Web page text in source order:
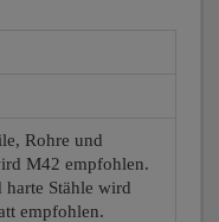
Rohre und
M42 empfohlen.
harte Stähle wird
empfohlen.